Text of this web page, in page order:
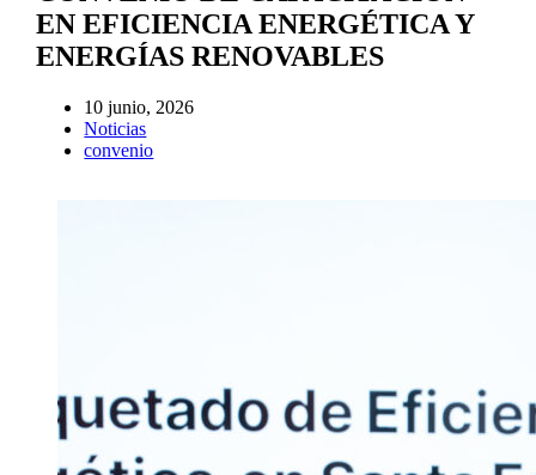
EN EFICIENCIA ENERGÉTICA Y
ENERGÍAS RENOVABLES
10 junio, 2026
Noticias
convenio